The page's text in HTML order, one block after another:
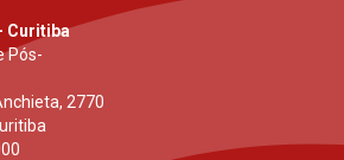
Curitiba
Pós-
2770